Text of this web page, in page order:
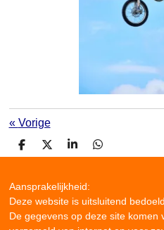
« Vorige
D
e
e
D
e
l
S
h
r
D
e
Aansprakelijkheid:
Deze website is uitsluitend
De gegevens op deze site komen